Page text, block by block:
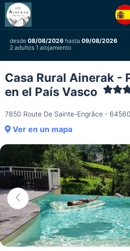
desde 08/08/2026 hasta 09/08/2026
2 adultos 1 alojamiento
Casa Rural Ainerak -
en el País Vasco
7850 Route De Sainte-Engrâce - 64560
Ver en un mapa